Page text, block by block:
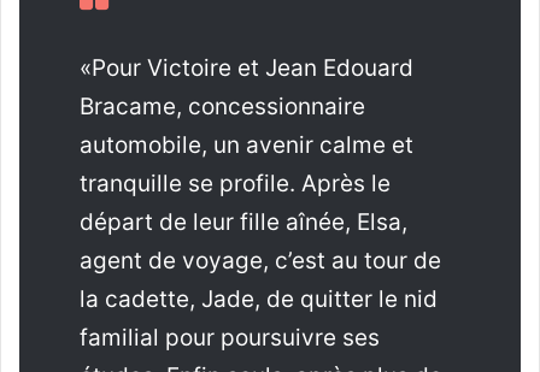
e
«Pour Victoire et Jean Edouard
Bracame, concessionnaire
automobile, un avenir calme et
tranquille se profile. Après le
départ de leur fille aînée, Elsa,
agent de voyage, c’est au tour de
la cadette, Jade, de quitter le nid
familial pour poursuivre ses